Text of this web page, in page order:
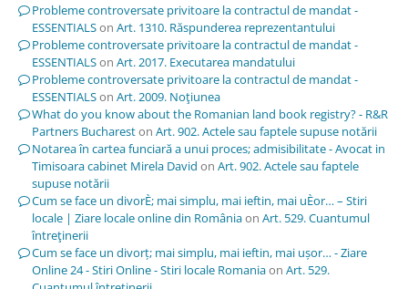
Probleme controversate privitoare la contractul de mandat -
ESSENTIALSon Art. 1310. Răspunderea reprezentantului
Probleme controversate privitoare la contractul de mandat -
ESSENTIALSon Art. 2017. Executarea mandatului
Probleme controversate privitoare la contractul de mandat -
ESSENTIALSon Art. 2009. Noţiunea
What do you know about the Romanian land book registry? - R&R
Partners Buchareston Art. 902. Actele sau faptele supuse notării
Notarea în cartea funciară a unui proces; admisibilitate - Avocat in
Timisoara cabinet Mirela David on Art. 902. Actele sau faptele
supuse notării
Cum se face un divorÈ; mai simplu, mai ieftin, mai uÈor… – Stiri
locale | Ziare locale online din Româniaon Art. 529. Cuantumul
întreţinerii
Cum se face un divorț; mai simplu, mai ieftin, mai ușor… - Ziare
Online 24 - Stiri Online - Stiri locale Romaniaon Art. 529.